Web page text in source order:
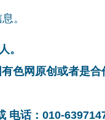
。
。
色网原创或者是合
话：010-